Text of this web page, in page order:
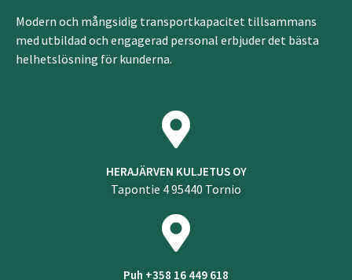
Modern och mångsidig transportkapacitet tillsammans
med utbildad och engagerad personal erbjuder det bästa
helhetslösning för kunderna.
HERAJÄRVEN KULJETUS OY
Tapontie 4 95440 Tornio
Puh +358 16 449 618